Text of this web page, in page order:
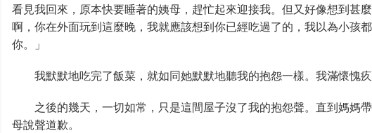
看見我回來，原本快要睡著的姨母，趕忙起來迎接我。但又好像想到甚
啊，你在外面玩到這麼晚，我就應該想到你已經吃過了的，我以為小孩
你。」
我默默地吃完了飯菜，就如同她默默地聽我的抱怨一樣。我滿懷愧疚
之後的幾天，一切如常，只是這間屋子沒了我的抱怨聲。直到媽媽
母說聲道歉。